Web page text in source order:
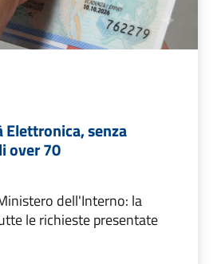
senza
over 70
dell'Interno: la
le richieste presentate